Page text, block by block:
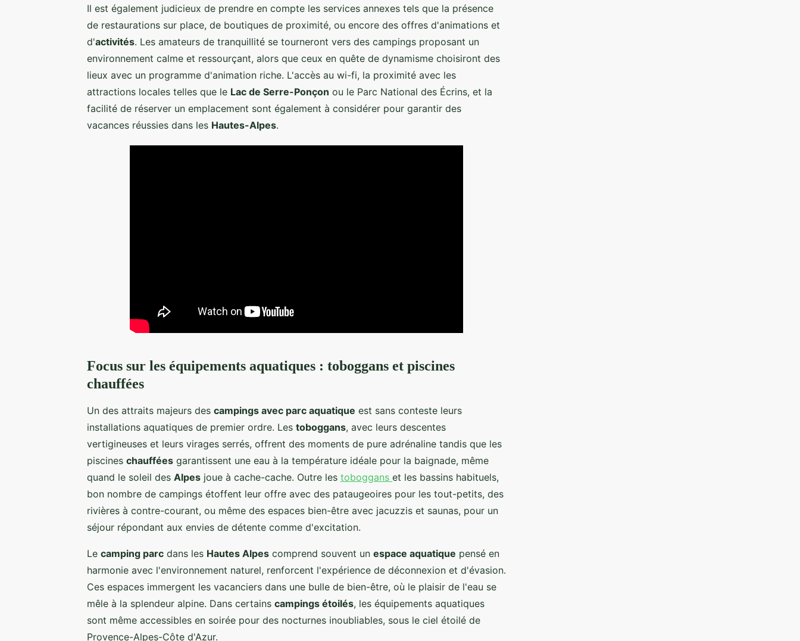
Il est également judicieux de prendre en compte les services annexes tels que la présence
de restaurations sur place, de boutiques de proximité, ou encore des offres d'animations et
d'activités. Les amateurs de tranquillité se tourneront vers des campings proposant un
environnement calme et ressourçant, alors que ceux en quête de dynamisme choisiront des
lieux avec un programme d'animation riche. L'accès au wi-fi, la proximité avec les
attractions locales telles que le Lac de Serre-Ponçon ou le Parc National des Écrins, et la
facilité de réserver un emplacement sont également à considérer pour garantir des
vacances réussies dans les Hautes-Alpes.
Focus sur les équipements aquatiques : toboggans et piscines
chauffées
Un des attraits majeurs des campings avec parc aquatique est sans conteste leurs
installations aquatiques de premier ordre. Les toboggans, avec leurs descentes
vertigineuses et leurs virages serrés, offrent des moments de pure adrénaline tandis que les
piscines chauffées garantissent une eau à la température idéale pour la baignade, même
quand le soleil des Alpes joue à cache-cache. Outre les toboggans et les bassins habituels,
bon nombre de campings étoffent leur offre avec des pataugeoires pour les tout-petits, des
rivières à contre-courant, ou même des espaces bien-être avec jacuzzis et saunas, pour un
séjour répondant aux envies de détente comme d'excitation.
Le camping parc dans les Hautes Alpes comprend souvent un espace aquatique pensé en
harmonie avec l'environnement naturel, renforcent l'expérience de déconnexion et d'évasion.
Ces espaces immergent les vacanciers dans une bulle de bien-être, où le plaisir de l'eau se
mêle à la splendeur alpine. Dans certains campings étoilés, les équipements aquatiques
sont même accessibles en soirée pour des nocturnes inoubliables, sous le ciel étoilé de
Provence-Alpes-Côte d'Azur.